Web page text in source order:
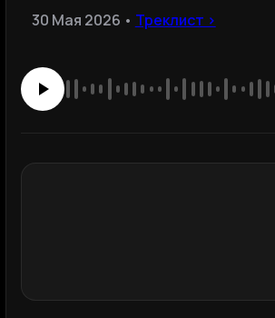
30 Мая 2026 • Треклист ›